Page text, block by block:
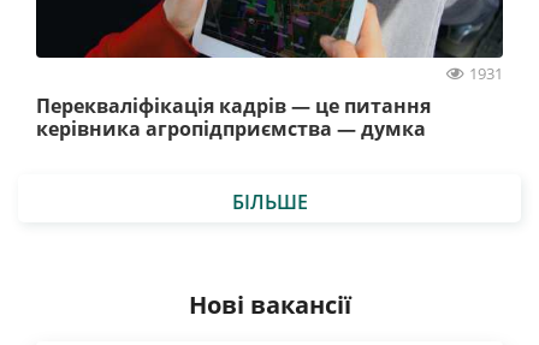
1931
Перекваліфікація кадрів — це питання
керівника агропідприємства — думка
БІЛЬШЕ
Нові вакансії